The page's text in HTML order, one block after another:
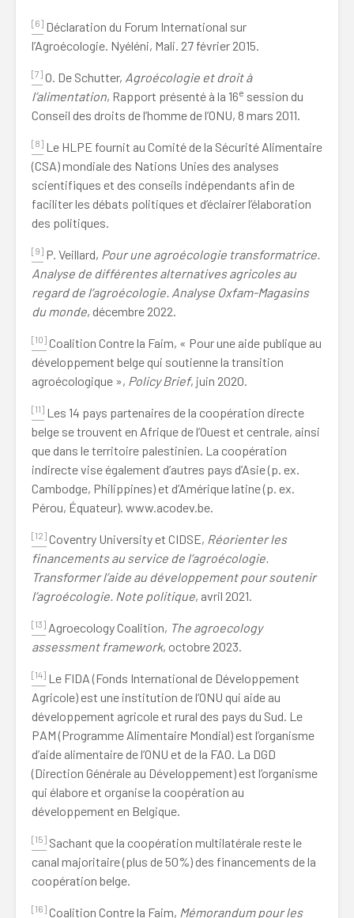
[6] Déclaration du Forum International sur
l’Agroécologie. Nyéléni, Mali. 27 février 2015.
[7] O. De Schutter, Agroécologie et droit à
l’alimentation, Rapport présenté à la 16e session du
Conseil des droits de l’homme de l’ONU, 8 mars 2011.
[8] Le HLPE fournit au Comité de la Sécurité Alimentaire
(CSA) mondiale des Nations Unies des analyses
scientifiques et des conseils indépendants afin de
faciliter les débats politiques et d’éclairer l’élaboration
des politiques.
[9] P. Veillard, Pour une agroécologie transformatrice.
Analyse de différentes alternatives agricoles au
regard de l’agroécologie. Analyse Oxfam-Magasins
du monde, décembre 2022.
[10] Coalition Contre la Faim, « Pour une aide publique au
développement belge qui soutienne la transition
agroécologique », Policy Brief, juin 2020.
[11] Les 14 pays partenaires de la coopération directe
belge se trouvent en Afrique de l’Ouest et centrale, ainsi
que dans le territoire palestinien. La coopération
indirecte vise également d’autres pays d’Asie (p. ex.
Cambodge, Philippines) et d’Amérique latine (p. ex.
Pérou, Équateur). www.acodev.be.
[12] Coventry University et CIDSE, Réorienter les
financements au service de l’agroécologie.
Transformer l’aide au développement pour soutenir
l’agroécologie. Note politique, avril 2021.
[13] Agroecology Coalition, The agroecology
assessment framework, octobre 2023.
[14] Le FIDA (Fonds International de Développement
Agricole) est une institution de l’ONU qui aide au
développement agricole et rural des pays du Sud. Le
PAM (Programme Alimentaire Mondial) est l’organisme
d’aide alimentaire de l’ONU et de la FAO. La DGD
(Direction Générale au Développement) est l’organisme
qui élabore et organise la coopération au
développement en Belgique.
[15] Sachant que la coopération multilatérale reste le
canal majoritaire (plus de 50%) des financements de la
coopération belge.
[16] Coalition Contre la Faim, Mémorandum pour les